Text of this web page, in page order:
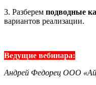
3. Разберем подводные
вариантов реализации.
Ведущие вебинара:
Андрей Федорец ООО